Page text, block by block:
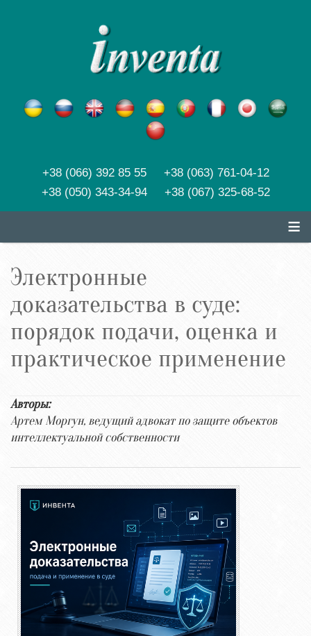
+38 (066) 392 85 55 +38 (063) 761-04-12
+38 (050) 343-34-94 +38 (067) 325-68-52
≡
Электронные
доказательства в суде:
порядок подачи, оценка и
практическое применение
Авторы:
Артем Моргун, ведущий адвокат по защите объектов
интеллектуальной собственности